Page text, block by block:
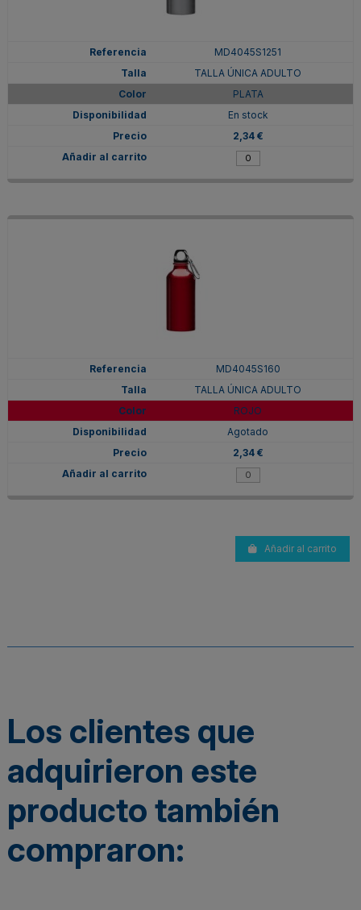
MD4045S1251
TALLA ÚNICA ADULTO
PLATA
En stock
2,34 €
MD4045S160
TALLA ÚNICA ADULTO
ROJO
Agotado
2,34 €
Añadir al carrito
Los clientes que
adquirieron este
producto también
compraron: